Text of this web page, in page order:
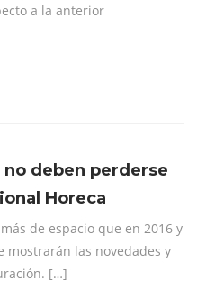
a la anterior
deben perderse
Horeca
de espacio que en 2016 y
mostrarán las novedades y
[…]